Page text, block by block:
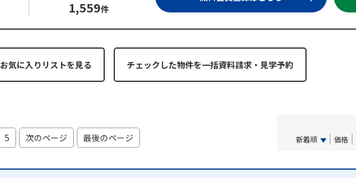
1,559件
お気に入りリストを見る
5 次のページ 最後のページ 新着順 価格